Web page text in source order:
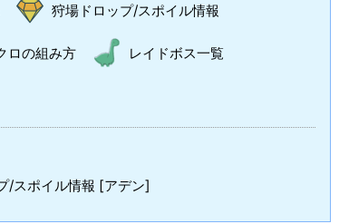
狩場ドロップ/スポイル情報
ロの組み方 レイドボス一覧
/スポイル情報 [アデン]